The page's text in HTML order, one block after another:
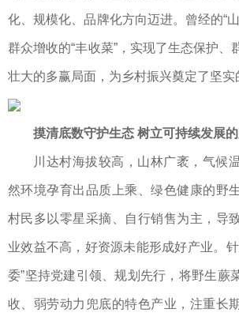
化、规模化、品牌化方向迈进。曾经的“
群众增收的“丰收菜”，实现了生态保护、
壮大的多赢局面，为乡村振兴奠定了坚实
摸清底数守护生态 树立可持续发展
川达村海拔较高，山林广袤，气候
然环境孕育出品质上乘、绿色健康的野
村民多以零星采摘、自行销售为主，导
业效益不高，好资源未能形成好产业。
委”坚持党建引领、规划先行，将野生蕨
收、弱劳动力兜底的特色产业，注重长